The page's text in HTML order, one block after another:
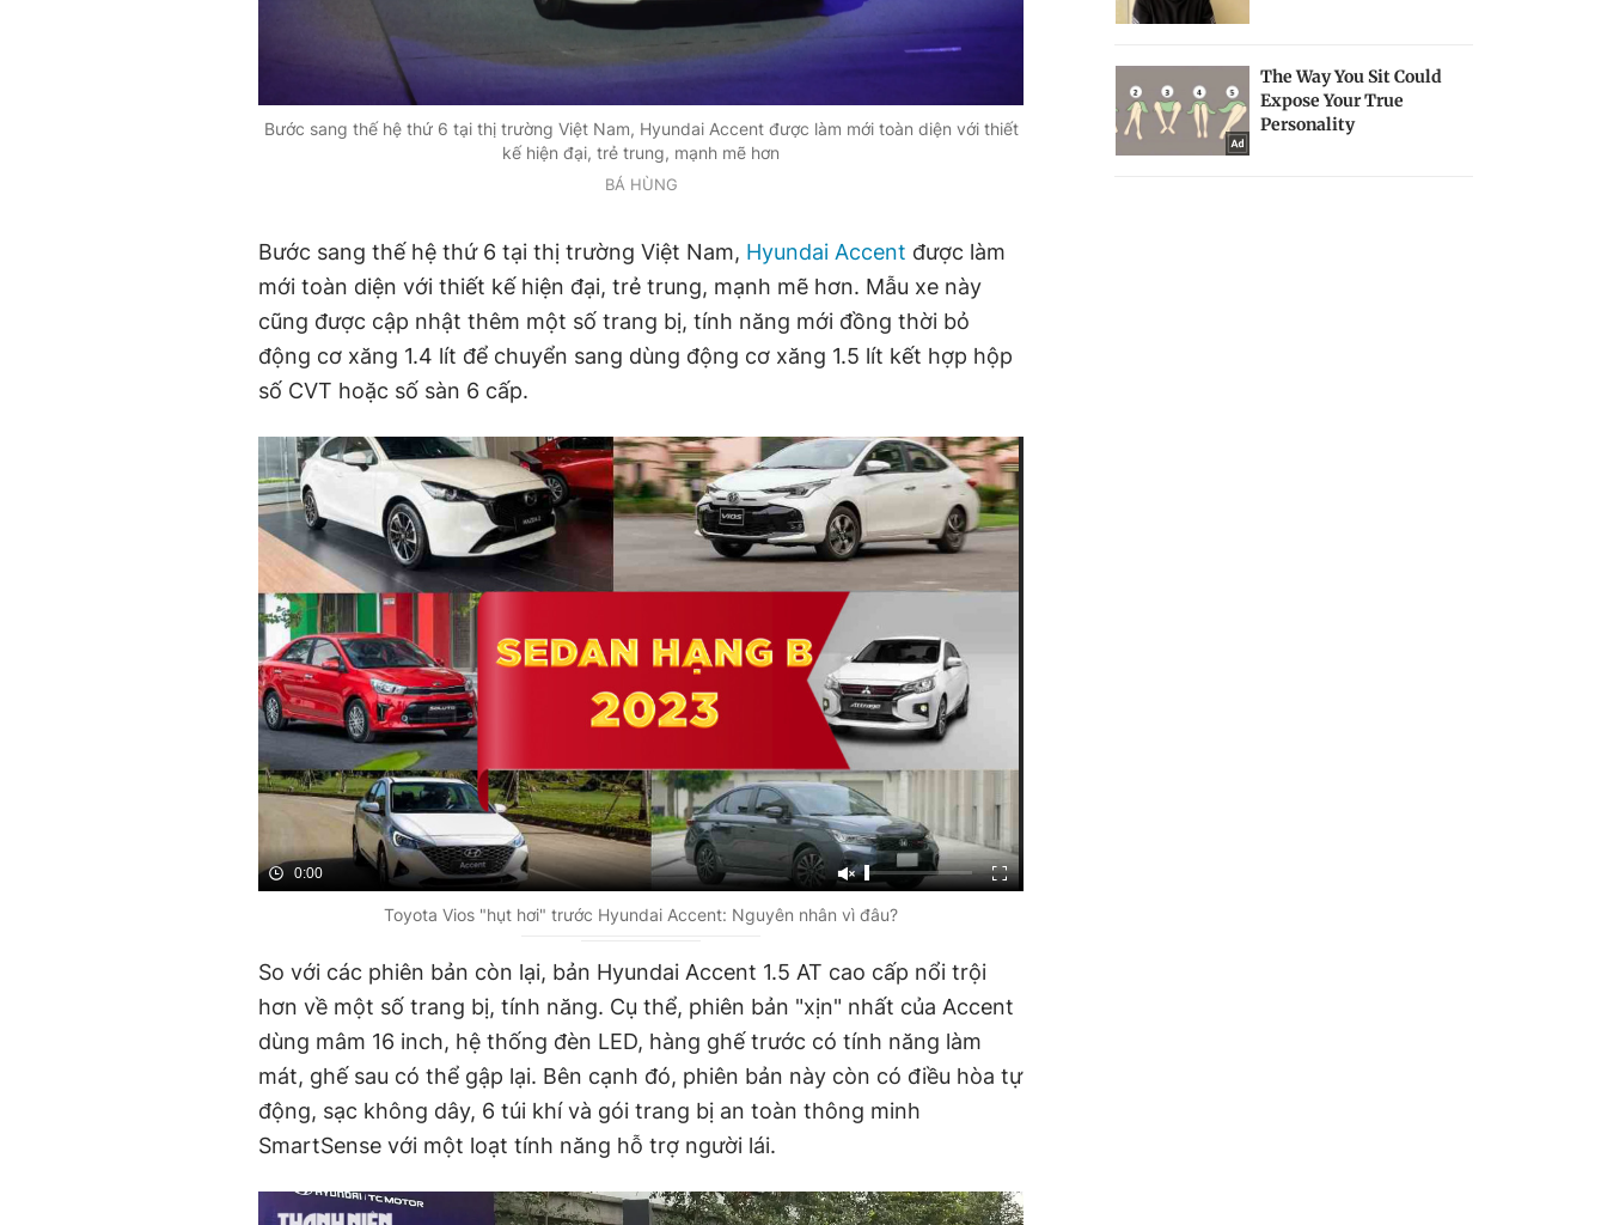
Bước sang thế hệ thứ 6 tại thị trường Việt Nam, Hyundai Accent được làm mới toàn diện với thiết
kế hiện đại, trẻ trung, mạnh mẽ hơn
BÁ HÙNG
Bước sang thế hệ thứ 6 tại thị trường Việt Nam, Hyundai Accent được làm
mới toàn diện với thiết kế hiện đại, trẻ trung, mạnh mẽ hơn. Mẫu xe này
cũng được cập nhật thêm một số trang bị, tính năng mới đồng thời bỏ
động cơ xăng 1.4 lít để chuyển sang dùng động cơ xăng 1.5 lít kết hợp hộp
số CVT hoặc số sàn 6 cấp.
0:00
Toyota Vios "hụt hơi" trước Hyundai Accent: Nguyên nhân vì đâu?
So với các phiên bản còn lại, bản Hyundai Accent 1.5 AT cao cấp nổi trội
hơn về một số trang bị, tính năng. Cụ thể, phiên bản "xịn" nhất của Accent
dùng mâm 16 inch, hệ thống đèn LED, hàng ghế trước có tính năng làm
mát, ghế sau có thể gập lại. Bên cạnh đó, phiên bản này còn có điều hòa tự
động, sạc không dây, 6 túi khí và gói trang bị an toàn thông minh
SmartSense với một loạt tính năng hỗ trợ người lái.